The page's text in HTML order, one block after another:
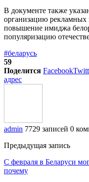
В документе также
организацию рекламных
повышение имиджа
популяризацию
#беларусь
59
Поделится Facebook
адрес
admin 7729 записей 0
Предыдущая запись
С февраля в Беларуси
почему